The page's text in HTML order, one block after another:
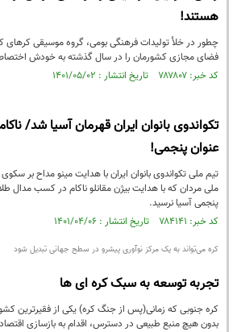
هستند!
فضای مجازی کشورمان را در سال گذشته به خودش
کد خبر: ۷۸۷۸۰۷ تاریخ انتشار : ۱۴۰۱/۰۵/۰۲
تکواندوی بانوان ایران قهرمان آسیا شد/
عنوان پنجمی!
تیم ملی تکواندوی بانوان ایران با هدایت مینو مداح بر
ملی مردان که با هدایت بیژن مقانلو ناکام در کسب مدال طلا
پنجمی آسیا نرسید.
کد خبر: ۷۸۴۱۴۱ تاریخ انتشار : ۱۴۰۱/۰۴/۰۶
کره می‌تواند به یک مرکز نوآوری پیشرو در سطح جهانی تبدیل شود
تجربه توسعه به سبک کره ‎ای‎ ها
بدون هیچ منبع طبیعی در دسترس، اقدام به بازسازی